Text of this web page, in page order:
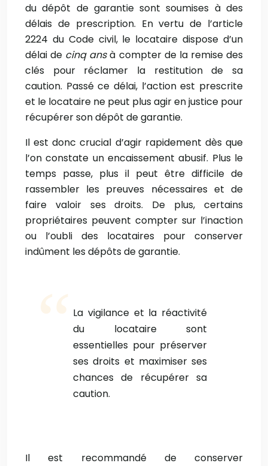
du dépôt de garantie sont soumises à des
délais de prescription. En vertu de l’article
2224 du Code civil, le locataire dispose d’un
délai de cinq ansà compter de la remise des
clés pour réclamer la restitution de sa
caution. Passé ce délai, l’action est prescrite
et le locataire ne peut plus agir en justice pour
récupérer son dépôt de garantie.
Il est donc crucial d’agir rapidement dès que
l’on constate un encaissement abusif. Plus le
temps passe, plus il peut être difficile de
rassembler les preuves nécessaires et de
faire valoir ses droits. De plus, certains
propriétaires peuvent compter sur l’inaction
ou l’oubli des locataires pour conserver
indûment les dépôts de garantie.
La vigilance et la réactivité
du locataire sont
essentielles pour préserver
ses droits et maximiser ses
chances de récupérer sa
caution.
Il est recommandé de conserver